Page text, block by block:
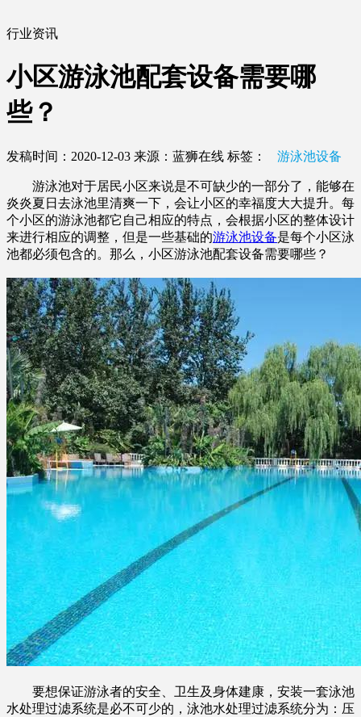
行业资讯
小区游泳池配套设备需要哪
些？
发稿时间：2020-12-03 来源：蓝狮在线 标签： 游泳池设备
游泳池对于居民小区来说是不可缺少的一部分了，能够在
炎炎夏日去泳池里清爽一下，会让小区的幸福度大大提升。每
个小区的游泳池都它自己相应的特点，会根据小区的整体设计
来进行相应的调整，但是一些基础的游泳池设备是每个小区泳
池都必须包含的。那么，小区游泳池配套设备需要哪些？
要想保证游泳者的安全、卫生及身体建康，安装一套泳池
水处理过滤系统是必不可少的，泳池水处理过滤系统分为：压